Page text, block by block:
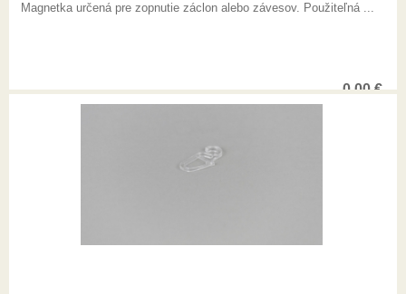
Magnetka určená pre zopnutie záclon alebo závesov. Použiteľná ...
0,00€